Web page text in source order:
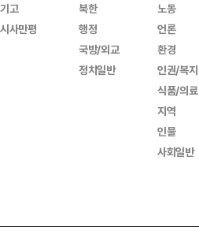
기고
시사만평
북한
행정
국방/외교
정치일반
노동
언론
환경
인권/복지
식품/의료
지역
인물
사회일반